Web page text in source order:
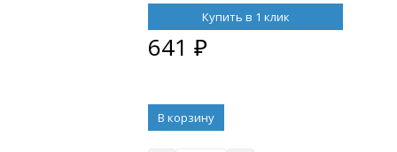
Купить в 1 клик
641 ₽
В корзину